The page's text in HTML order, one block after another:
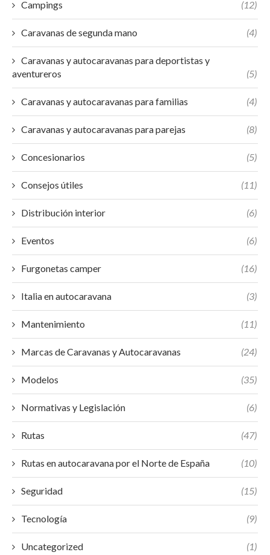
Campings (12)
Caravanas de segunda mano (4)
Caravanas y autocaravanas para deportistas y
aventureros
(5)
Caravanas y autocaravanas para familias (4)
Caravanas y autocaravanas para parejas (8)
Concesionarios (5)
Consejos útiles (11)
Distribución interior (6)
Eventos (6)
Furgonetas camper (16)
Italia en autocaravana (3)
Mantenimiento (11)
Marcas de Caravanas y Autocaravanas (24)
Modelos (35)
Normativas y Legislación (6)
Rutas (47)
Rutas en autocaravana por el Norte de España (10)
Seguridad (15)
Tecnología (9)
Uncategorized (1)